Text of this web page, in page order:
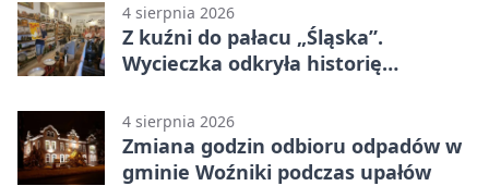
4 sierpnia 2026
Z kuźni do pałacu „Śląska”.
Wycieczka odkryła historię
4 sierpnia 2026
Zmiana godzin odbioru odpadów w
gminie Woźniki podczas upałów